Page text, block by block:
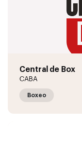
Central de Box
CABA
Boxeo